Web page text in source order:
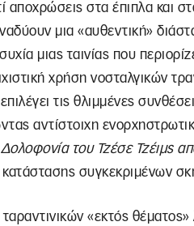
αποχρώσεις στα έπιπλα και
μια «αυθεντική»
μιας ταινίας που
χρήση νοσταλγικών
τις θλιμμένες
αντίστοιχη
Δολοφονία του Τζέσε Τζέιμς
συγκεκριμένων
«εκτός θέματος»